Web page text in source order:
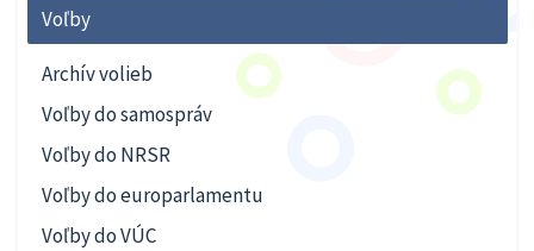
Voľby
Archív volieb
Voľby do samospráv
Voľby do NRSR
Voľby do europarlamentu
Voľby do VÚC